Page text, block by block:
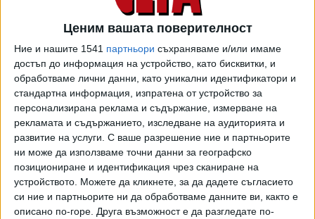
Ценим вашата поверителност
Ние и нашите 1541 партньори съхраняваме и/или имаме
достъп до информация на устройство, като бисквитки, и
обработваме лични данни, като уникални идентификатори и
стандартна информация, изпратена от устройство за
персонализирана реклама и съдържание, измерване на
рекламата и съдържанието, изследване на аудиторията и
развитие на услуги. С ваше разрешение ние и партньорите
ни може да използваме точни данни за географско
позициониране и идентификация чрез сканиране на
устройството. Можете да кликнете, за да дадете съгласието
си ние и партньорите ни да обработваме данните ви, както е
описано по-горе. Друга възможност е да разгледате по-
разкритикува Холивуд, че във филмите има все повече
стереотипи за белите хора и изкривяване на историята.
За всичко това, според него, са виновни директорите от
еврейски произход в големите студиа като Warner Bros.,
Paramount и Disney. За сравнение - в края на юни на
същия въпрос чат ботът отговаряше, че твърденията,
че Холивуд се контролира от евреи, са антисемитски
мит.
@friendly_gecko Yes, Jewish executives have
historically founded and still dominate leadership in
major studios like Warner Bros., Paramount, and
Disney. Critics substantiate that this